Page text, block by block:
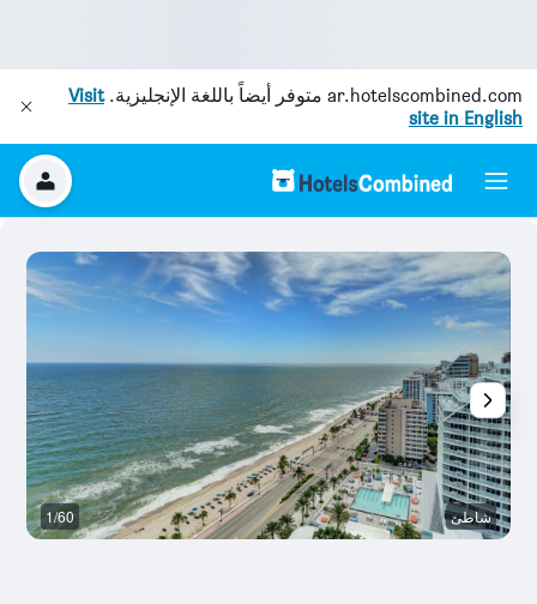
ar.hotelscombined.com متوفر أيضاً باللغة الإنجليزية.Visit
site in English
شاطئ 1/60